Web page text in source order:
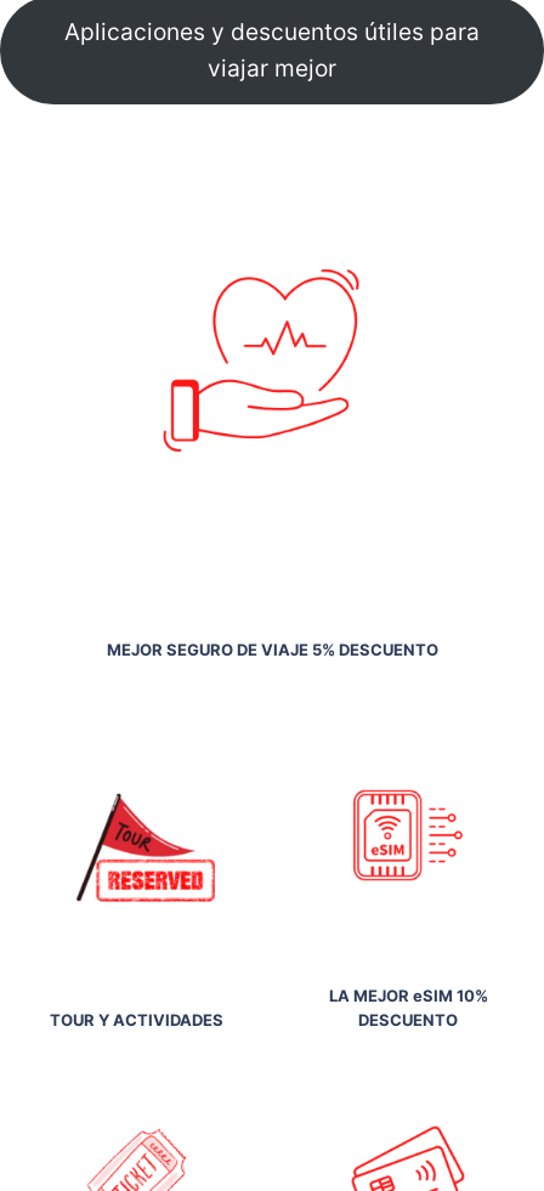
Aplicaciones y descuentos útiles para
viajar mejor
MEJOR SEGURO DE VIAJE 5% DESCUENTO
TOUR Y ACTIVIDADES
LA MEJOR eSIM 10%
DESCUENTO